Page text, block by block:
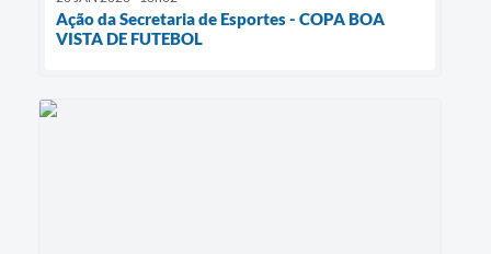
Ação da Secretaria de Esportes - COPA BOA
VISTA DE FUTEBOL